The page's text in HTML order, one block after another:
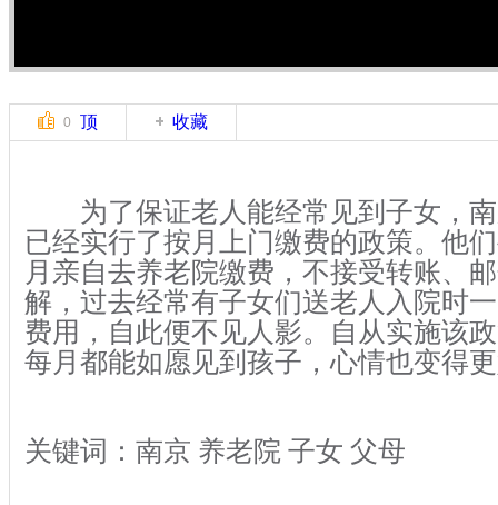
0 顶 收藏
为了保证老人能经常见到子女，南
已经实行了按月上门缴费的政策。他
月亲自去养老院缴费，不接受转账、
解，过去经常有子女们送老人入院时
费用，自此便不见人影。自从实施该
每月都能如愿见到孩子，心情也变得
关键词：南京 养老院 子女 父母